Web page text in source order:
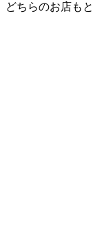
どちらのお店も